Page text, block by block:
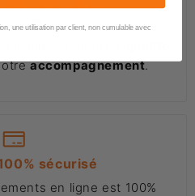
avis)
accompagnement.
sécurisé
en ligne est 100%
une utilisation par client, non cumulable avec